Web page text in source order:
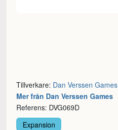
Tillverkare: Dan Verssen Games
Mer från Dan Verssen Games
Referens: DVG069D
Expansion